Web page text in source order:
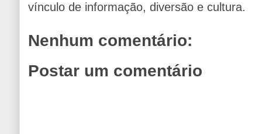
vínculo de informação, diversão e cultura.
Nenhum comentário:
Postar um comentário